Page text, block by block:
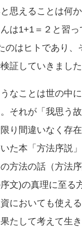
思えることは何
は1+1＝２と習
のはヒトであり
証していきました
なことは世の中
それが「我思う
り間違いなく存
た本「方法序説
方法の話（方法
文)の真理に至る
においても使え
たして考えて生